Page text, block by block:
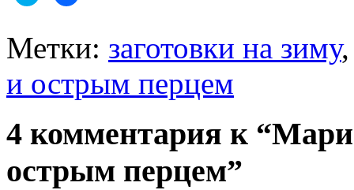
(Открывается
в
новом
(Открывается
новом
Метки: заготовки на зиму
и острым перцем
4 комментария к
острым перцем”